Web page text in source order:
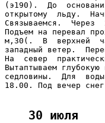
(э190).  До
открытому  льду.
Связываемся.  Через
Подъем на перевал
м,30(.  В  верхней
западный ветер.
На  север
Вытаптываем
седловины.  Для
18.00. Под вечер
30 июля